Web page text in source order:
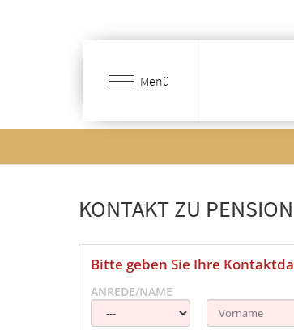
Menü
KONTAKT ZU
Bitte geben Sie Ihre
ANREDE/NAME